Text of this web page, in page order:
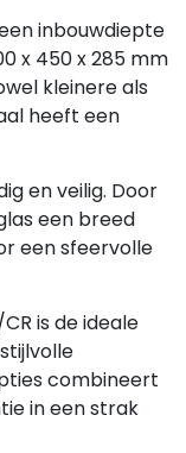
inbouwdiepte
x 450 x 285 mm
kleinere als
heeft een
en veilig. Door
een breed
een sfeervolle
is de ideale
combineert
in een strak